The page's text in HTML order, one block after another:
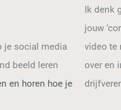
je social media
beeld leren
en horen hoe je
Ik denk
jouw
video te
over en